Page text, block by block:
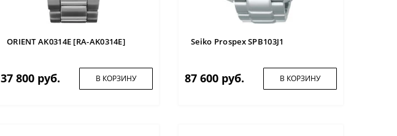
ORIENT AK0314E [RA-AK0314E]
37 800 руб. В КОРЗИНУ
Seiko Prospex SPB103J1
87 600 руб. В КОРЗИНУ